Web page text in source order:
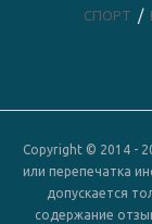
СПОРТ
Copyright © 2014 -
или перепечатка
допускается
содержание